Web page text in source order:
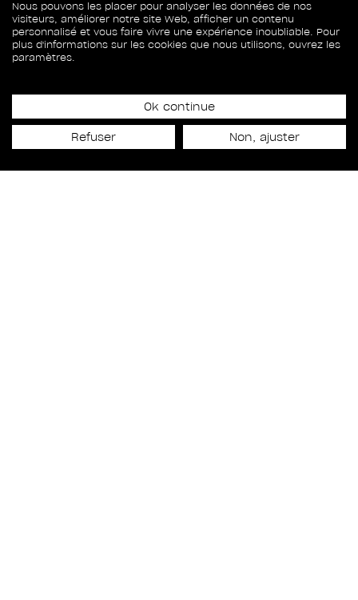
Date de lancement
6 avril 2026
Nous pouvons les placer pour analyser les données de nos
visiteurs, améliorer notre site Web, afficher un contenu
personnalisé et vous faire vivre une expérience inoubliable. Pour
plus d'informations sur les cookies que nous utilisons, ouvrez les
paramètres.
Ok continue
Refuser Non, ajuster